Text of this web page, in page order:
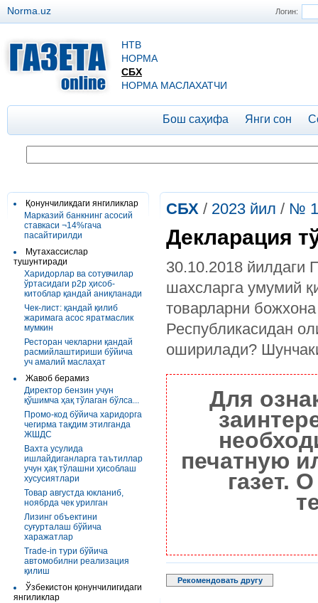
Логин:
Norma.uz
НТВ
НОРМА
СБХ
НОРМА МАСЛАХАТЧИ
Бош саҳифа Янги сон
Қонунчиликдаги янгиликлар
Марказий банкнинг асосий
ставкаси ¬14%гача
пасайтирилди
Мутахассислар
тушунтиради
Харидорлар ва сотувчилар
ўртасидаги р2р ҳисоб-
китоблар қандай аниқланади
Чек-лист: қандай қилиб
жаримага асос яратмаслик
мумкин
Ресторан чекларни қандай
расмийлаштириши бўйича
уч амалий маслаҳат
Жавоб берамиз
Директор бензин учун
қўшимча ҳақ тўлаган бўлса...
Промо-код бўйича харидорга
чегирма тақдим этилганда
ЖШДС
Вахта усулида
ишлайдиганларга таътиллар
учун ҳақ тўлашни ҳисоблаш
хусусиятлари
Товар августда юкланиб,
ноябрда чек урилган
Лизинг объектини
суғурталаш бўйича
харажатлар
Trade-in тури бўйича
автомобилни реализация
қилиш
Ўзбекистон қонунчилигидаги
янгиликлар
СБХ / 2023 йил / №
Декларация
30.10.2018
шахсларга умумий
товарларни
Республикасидан
оширилади?
Для
печатную
газет.
Рекомендовать другу